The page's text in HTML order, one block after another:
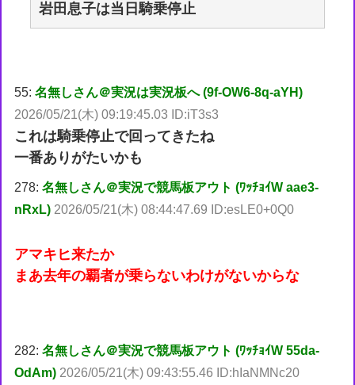
岩田息子は当日騎乗停止
55:名無しさん＠実況は実況板へ (9f-OW6-8q-aYH)
2026/05/21(木) 09:19:45.03 ID:iT3s3
これは騎乗停止で回ってきたね
一番ありがたいかも
278:名無しさん＠実況で競馬板アウト (ﾜｯﾁｮｲW aae3-
nRxL) 2026/05/21(木) 08:44:47.69 ID:esLE0+0Q0
アマキヒ来たか
まあ去年の覇者が乗らないわけがないからな
282:名無しさん＠実況で競馬板アウト (ﾜｯﾁｮｲW 55da-
OdAm) 2026/05/21(木) 09:43:55.46 ID:hIaNMNc20